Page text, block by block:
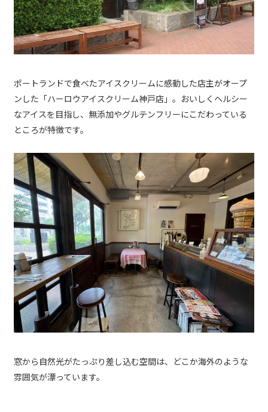
ポートランドで食べたアイスクリームに感動した店主がオープ
ンした「ハーロウアイスクリーム神戸店」。おいしくヘルシー
なアイスを目指し、無添加やグルテンフリーにこだわっている
ところが特徴です。
窓から自然光がたっぷり差し込む空間は、どこか海外のような
雰囲気が漂っています。